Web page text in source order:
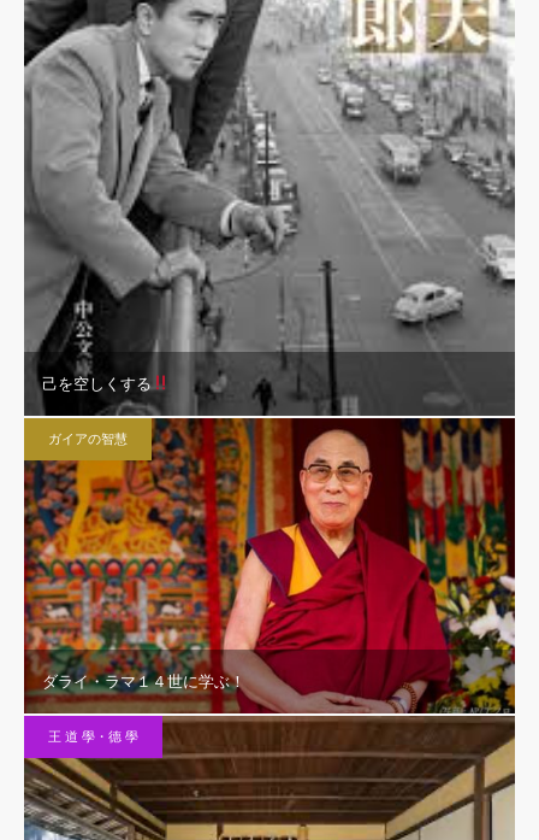
己を空しくする
ガイアの智慧
ダライ・ラマ１４世に学ぶ！
王 道 學・德 學